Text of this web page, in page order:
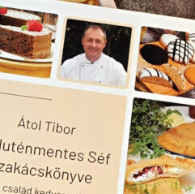
KAPROS-TÚRÓS